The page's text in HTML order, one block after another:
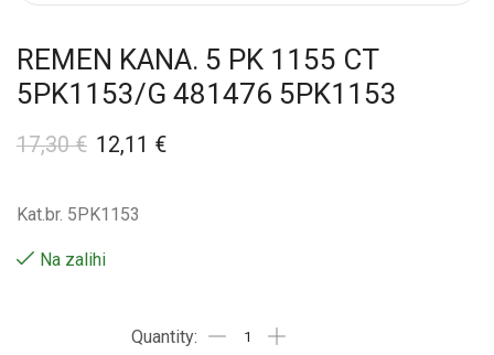
REMEN KANA. 5 PK 1155 CT
5PK1153/G 481476 5PK1153
17,30€ 12,11 €
Kat.br. 5PK1153
Na zalihi